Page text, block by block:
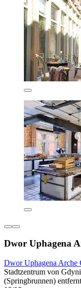
Dwor Uphagena
Dwor Uphagena Arche
Stadtzentrum von
(Springbrunnen) entfernt